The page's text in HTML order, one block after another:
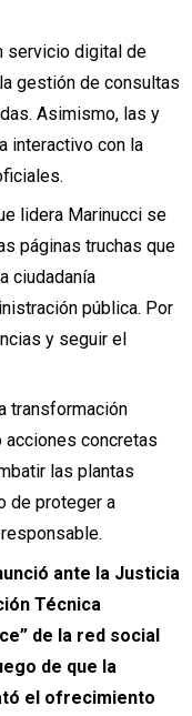
servicio digital de
gestión de consultas
Asimismo, las y
interactivo con la
lidera Marinucci se
páginas truchas que
ciudadanía
pública. Por
y seguir el
transformación
acciones concretas
las plantas
de proteger a
ante la Justicia
Técnica
de la red social
de que la
el ofrecimiento